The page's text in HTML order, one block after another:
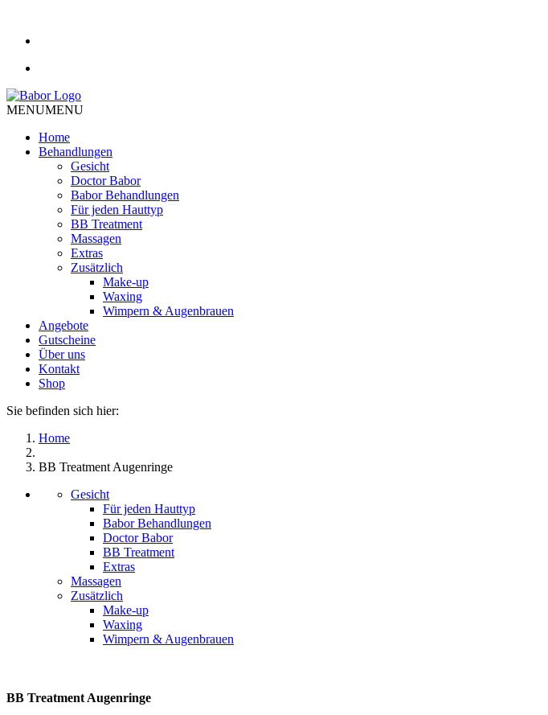
MENUMENU
Home
Behandlungen
Gesicht
Doctor Babor
Babor Behandlungen
Für jeden Hauttyp
BB Treatment
Massagen
Extras
Zusätzlich
Make-up
Waxing
Wimpern & Augenbrauen
Angebote
Gutscheine
Über uns
Kontakt
Shop
Sie befinden sich hier:
Home
BB Treatment Augenringe
Gesicht
Für jeden Hauttyp
Babor Behandlungen
Doctor Babor
BB Treatment
Extras
Massagen
Zusätzlich
Make-up
Waxing
Wimpern & Augenbrauen
BB Treatment Augenringe